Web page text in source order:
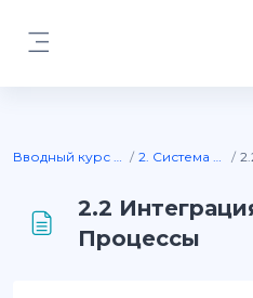
Вводный курс PIX BI 2. Система PIX BI
2.2
Процессы